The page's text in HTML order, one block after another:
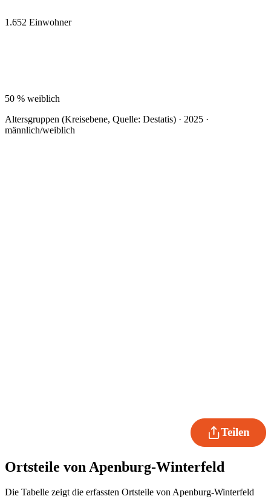
1.652 Einwohner
50 % weiblich
Altersgruppen (Kreisebene, Quelle: Destatis) · 2025 ·
männlich/weiblich
Teilen
Ortsteile von Apenburg-Winterfeld
Die Tabelle zeigt die erfassten Ortsteile von Apenburg-Winterfeld